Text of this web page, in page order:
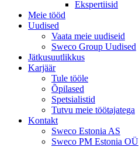
Ekspertiisid
Meie tööd
Uudised
Vaata meie uudiseid
Sweco Group Uudised
Jätkusuutlikkus
Karjäär
Tule tööle
Õpilased
Spetsialistid
Tutvu meie töötajatega
Kontakt
Sweco Estonia AS
Sweco PM Estonia OÜ